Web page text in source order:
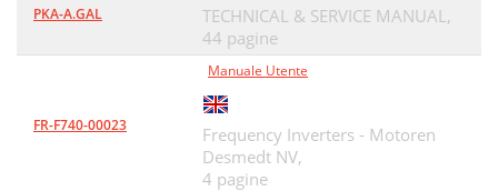
PKA-A.GAL
TECHNICAL & SERVICE MANUAL,
44 pagine
FR-F740-00023
Manuale Utente
Frequency Inverters - Motoren
Desmedt NV,
4 pagine